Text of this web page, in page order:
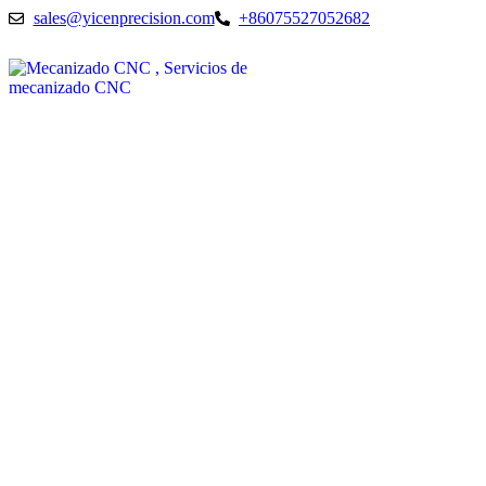
Ir
contenido
sales@yicenprecision.com +86075527052682